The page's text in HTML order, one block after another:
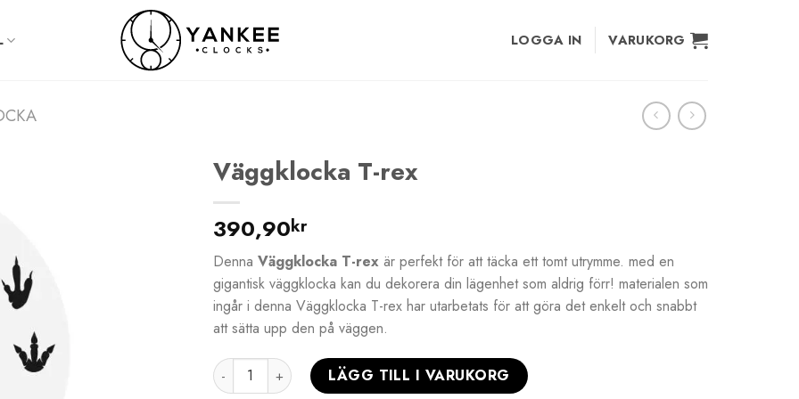
LOGGA IN VARUKORG
Väggklocka T-rex
390,90kr
Denna Väggklocka T-rex är perfekt för att täcka ett tomt utrymme. med en
gigantisk väggklocka kan du dekorera din lägenhet som aldrig förr! materialen som
ingår i denna Väggklocka T-rex har utarbetats för att göra det enkelt och snabbt
att sätta upp den på väggen.
Väggklocka T-rex mängdLÄGG TILL I VARUKORG